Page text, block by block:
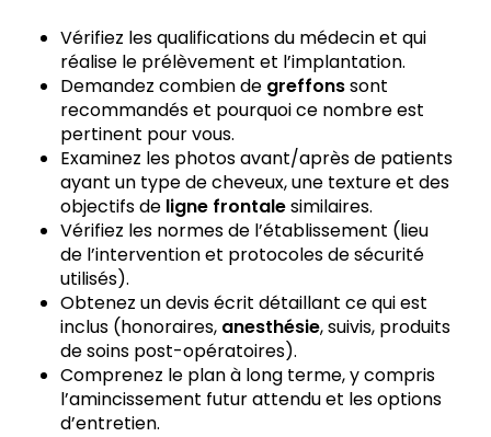
Vérifiez les qualifications du médecin et qui
réalise le prélèvement et l’implantation.
Demandez combien de greffonssont
recommandés et pourquoi ce nombre est
pertinent pour vous.
Examinez les photos avant/après de patients
ayant un type de cheveux, une texture et des
objectifs de ligne frontalesimilaires.
Vérifiez les normes de l’établissement (lieu
de l’intervention et protocoles de sécurité
utilisés).
Obtenez un devis écrit détaillant ce qui est
inclus (honoraires, anesthésie, suivis, produits
de soins post-opératoires).
Comprenez le plan à long terme, y compris
l’amincissement futur attendu et les options
d’entretien.